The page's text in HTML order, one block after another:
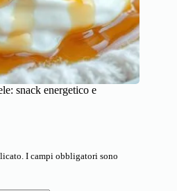
snack energetico e
I campi obbligatori sono